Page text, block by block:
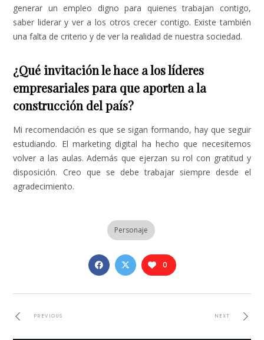
generar un empleo digno para quienes trabajan contigo,
saber liderar y ver a los otros crecer contigo. Existe también
una falta de criterio y de ver la realidad de nuestra sociedad.
¿Qué invitación le hace a los líderes
empresariales para que aporten a la
construcción del país?
Mi recomendación es que se sigan formando, hay que seguir
estudiando. El marketing digital ha hecho que necesitemos
volver a las aulas. Además que ejerzan su rol con gratitud y
disposición. Creo que se debe trabajar siempre desde el
agradecimiento.
Personaje
0
PREVIOUS NEXT